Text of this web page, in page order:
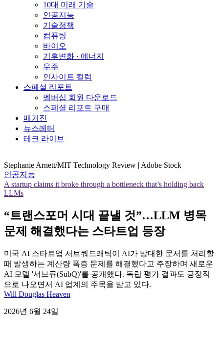
10대 미래 기술
인공지능
기술정책
컴퓨팅
바이오
기후변화 · 에너지
우주
인사이트 컬럼
스페셜 리포트
멤버십 회원 다운로드
스페셜 리포트 구매
매거진
뉴스레터
테크 라이브
Stephanie Arnett/MIT Technology Review | Adobe Stock
인공지능
A startup claims it broke through a bottleneck that’s holding back
LLMs
“트랜스포머 시대 끝낼 것”…LLM 병목
문제 해결했다는 스타트업 등장
미국 AI 스타트업 서브쿼드래틱이 AI가 방대한 문서를 처리할
때 발생하는 계산량 폭증 문제를 해결했다고 주장하며 새로운
AI 모델 '서브큐(SubQ)'를 공개했다. 독립 평가 결과도 긍정적
으로 나오면서 AI 업계의 주목을 받고 있다.
Will Douglas Heaven
2026년 6월 24일